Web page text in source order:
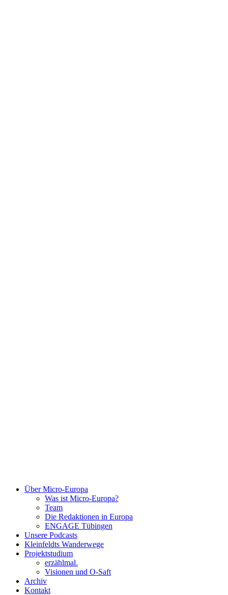
Über Micro-Europa
Was ist Micro-Europa?
Team
Die Redaktionen in Europa
ENGAGE Tübingen
Unsere Podcasts
Kleinfeldts Wanderwege
Projektstudium
erzählmal.
Visionen und O-Saft
Archiv
Kontakt